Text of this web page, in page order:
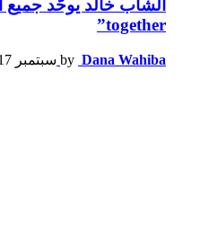
together”
by Dana Wahiba سبتمبر 17, 2022, 8:57 م